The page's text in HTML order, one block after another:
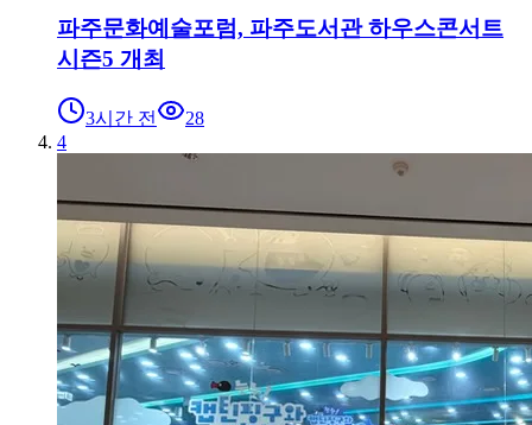
파주문화예술포럼, 파주도서관 하우스콘서트
시즌5 개최
3시간 전
28
4